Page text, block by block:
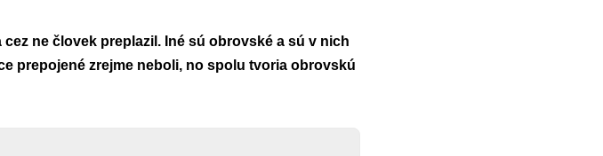
ne človek preplazil. Iné sú obrovské a sú v nich
prepojené zrejme neboli, no spolu tvoria obrovskú